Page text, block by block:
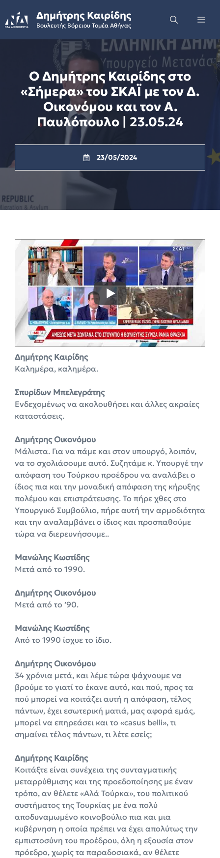
to
content
Δημήτρης Καιρίδης
Βουλευτής Βόρειου Τομέα Αθήνας
Ο Δημήτρης Καιρίδης στo
«Σήμερα» του ΣΚΑΪ με τον Δ.
Οικονόμου και τον Α.
Παυλόπουλο | 23.05.24
23/05/2024
Δημήτρης Καιρίδης
Καλημέρα, καλημέρα.
Σπυρίδων Μπελεγράτης
Ενδεχομένως να ακολουθήσει και άλλες ακραίες
καταστάσεις.
Δημήτρης Οικονόμου
Μάλιστα. Για να πάμε και στον υπουργό, λοιπόν,
να το σχολιάσουμε αυτό. Συζητάμε κ. Υπουργέ την
απόφαση του Τούρκου προέδρου να αναλάβει ο
ίδιος πια και την μοναδική απόφαση της κήρυξης
πολέμου και επιστράτευσης. Το πήρε χθες στο
Υπουργικό Συμβούλιο, πήρε αυτή την αρμοδιότητα
και την αναλαμβάνει ο ίδιος και προσπαθούμε
τώρα να διερευνήσουμε..
Μανώλης Κωστίδης
Μετά από το 1990.
Δημήτρης Οικονόμου
Μετά από το ’90.
Μανώλης Κωστίδης
Από το 1990 ίσχυε το ίδιο.
Δημήτρης Οικονόμου
34 χρόνια μετά, και λέμε τώρα ψάχνουμε να
βρούμε το γιατί το έκανε αυτό, και πού, προς τα
πού μπορεί να κοιτάζει αυτή η απόφαση, τέλος
πάντων, έχει εσωτερική ματιά, μας αφορά εμάς,
μπορεί να επηρεάσει και το «casus belli», τι
σημαίνει τέλος πάντων, τι λέτε εσείς;
Δημήτρης Καιρίδης
Κοιτάξτε είναι συνέχεια της συνταγματικής
μεταρρύθμισης και της προεδοποίησης με έναν
τρόπο, αν θέλετε «Αλά Τούρκα», του πολιτικού
συστήματος της Τουρκίας με ένα πολύ
αποδυναμωμένο κοινοβούλιο πια και μια
κυβέρνηση η οποία πρέπει να έχει απολύτως την
εμπιστοσύνη του προέδρου, όλη η εξουσία στον
πρόεδρο, χωρίς τα παραδοσιακά, αν θέλετε